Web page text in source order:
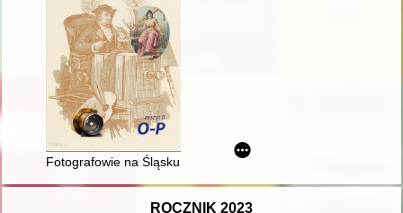
Fotografowie na Śląsku Opolskim w latach 1839-1944. Z. 8,
ROCZNIK 2023